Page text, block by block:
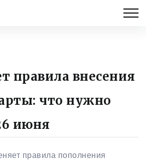
правила внесения
что нужно
июня
правила пополнения